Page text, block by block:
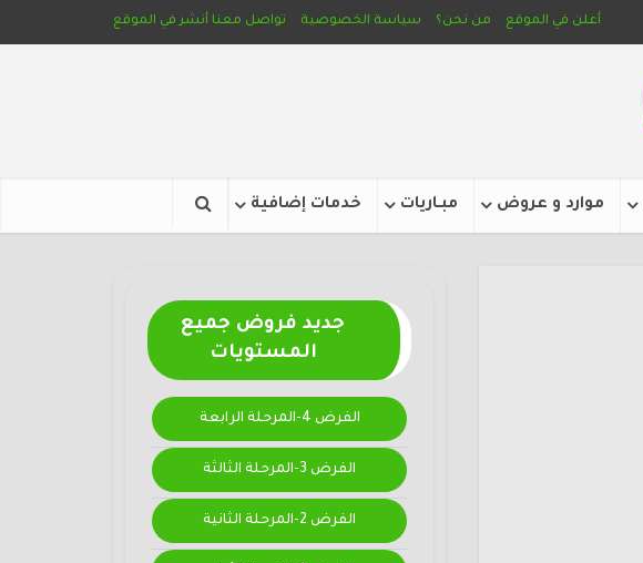
أعلن في الموقع من نحن؟ سياسة الخصوصية تواصل معنا أنشر في الموقع
موارد و عروض مبـاريات خدمات إضافية
جديد فروض جميع
المستويات
الفرض 4-المرحلة الرابعة
الفرض 3-المرحلة الثالثة
الفرض 2-المرحلة الثانية